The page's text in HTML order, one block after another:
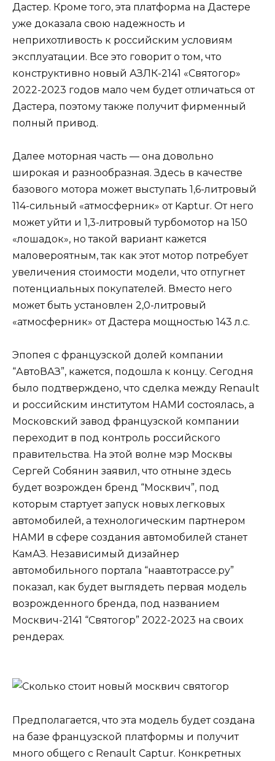
Дастер. Кроме того, эта платформа на Дастере
уже доказала свою надежность и
неприхотливость к российским условиям
эксплуатации. Все это говорит о том, что
конструктивно новый АЗЛК-2141 «Святогор»
2022-2023 годов мало чем будет отличаться от
Дастера, поэтому также получит фирменный
полный привод.
Далее моторная часть — она ​​довольно
широкая и разнообразная. Здесь в качестве
базового мотора может выступать 1,6-литровый
114-сильный «атмосферник» от Kaptur. От него
может уйти и 1,3-литровый турбомотор на 150
«лошадок», но такой вариант кажется
маловероятным, так как этот мотор потребует
увеличения стоимости модели, что отпугнет
потенциальных покупателей. Вместо него
может быть установлен 2,0-литровый
«атмосферник» от Дастера мощностью 143 л.с.
Эпопея с французской долей компании
“АвтоВАЗ”, кажется, подошла к концу. Сегодня
было подтверждено, что сделка между Renault
и российским институтом НАМИ состоялась, а
Московский завод французской компании
переходит в под контроль российского
правительства. На этой волне мэр Москвы
Сергей Собянин заявил, что отныне здесь
будет возрожден бренд “Москвич”, под
которым стартует запуск новых легковых
автомобилей, а технологическим партнером
НАМИ в сфере создания автомобилей станет
КамАЗ. Независимый дизайнер
автомобильного портала “наавтотрассе.ру”
показал, как будет выглядеть первая модель
возрожденного бренда, под названием
Москвич-2141 “Святогор” 2022-2023 на своих
рендерах.
Предполагается, что эта модель будет создана
на базе французской платформы и получит
много общего с Renault Captur. Конкретных